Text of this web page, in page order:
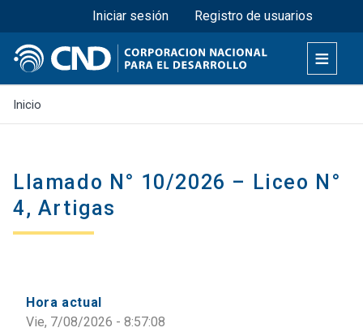
Pasar
al
contenido
principal
Menú superior
Iniciar sesión Registro de usuarios
Inicio
Llamado N° 10/2026 – Liceo N°
4, Artigas
Hora actual
Vie, 7/08/2026 - 8:57:08